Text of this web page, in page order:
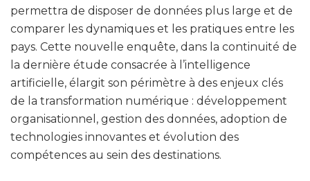
permettra de disposer de données plus large et de
comparer les dynamiques et les pratiques entre les
pays. Cette nouvelle enquête, dans la continuité de
la dernière étude consacrée à l’intelligence
artificielle, élargit son périmètre à des enjeux clés
de la transformation numérique : développement
organisationnel, gestion des données, adoption de
technologies innovantes et évolution des
compétences au sein des destinations.